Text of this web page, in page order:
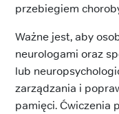
przebiegiem
Ważne jest, aby
neurologami oraz
lub
zarządzania i
pamięci. Ćwiczenia